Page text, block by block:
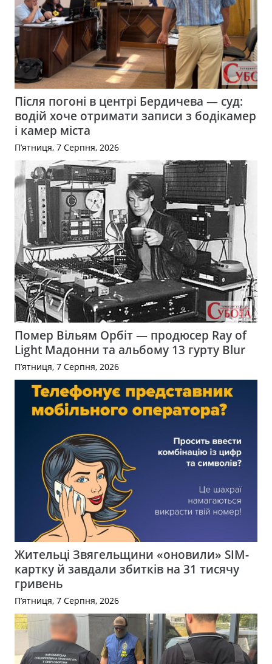
Після погоні в центрі Бердичева — суд:
водій хоче отримати записи з бодікамер
і камер міста
П’ятниця, 7 Серпня, 2026
Помер Вільям Орбіт — продюсер Ray of
Light Мадонни та альбому 13 гурту Blur
П’ятниця, 7 Серпня, 2026
Жительці Звягельщини «оновили» SIM-
картку й завдали збитків на 31 тисячу
гривень
П’ятниця, 7 Серпня, 2026